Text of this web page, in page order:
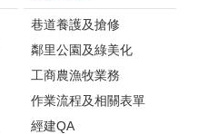
巷道養護及搶修
鄰里公園及綠美化
工商農漁牧業務
作業流程及相關表單
經建QA